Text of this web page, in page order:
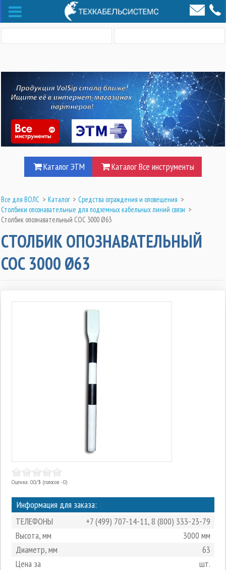
Каталог ЭТМ Каталог Все инструменты
Все для ВОЛС > Каталог > Средства ограждения и оповещения >
Столбики опознавательные для подземных кабельных линий связи >
Столбик опознавательный СОС 3000 Ø63
СТОЛБИК ОПОЗНАВАТЕЛЬНЫЙ
СОС 3000 Ø63
Оценка: 0.0/5 (голосов - 0)
Информация для заказа:
ТЕЛЕФОНЫ
+7 (499) 707-14-11,8 (800) 333-23-79
Высота, мм
3000 мм
Диаметр, мм
63
Цена за
шт.